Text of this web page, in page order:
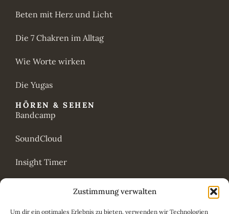
Zustimmung verwalten
Um dir ein optimales Erlebnis zu bieten, verwenden wir Technologien
Beten mit Herz und Licht
Die 7 Chakren im Alltag
Wie Worte wirken
Die Yugas
HÖREN & SEHEN
Bandcamp
SoundCloud
Insight Timer